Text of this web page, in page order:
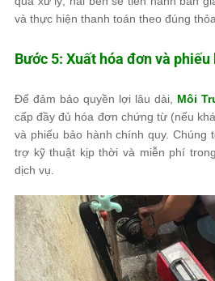
và thực hiện thanh toán theo đúng
Bước 5: Xuất hóa đơn và phiếu
Để đảm bảo quyền lợi lâu dài, Môi
cấp đầy đủ hóa đơn chứng từ (nếu
và phiếu bảo hành chính quy. Chúng
trợ kỹ thuật kịp thời và miễn phí
dịch vụ.